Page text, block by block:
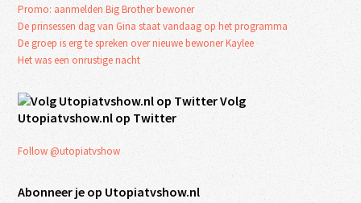
Promo: aanmelden Big Brother bewoner
De prinsessen dag van Gina staat vandaag op het programma
De groep is erg te spreken over nieuwe bewoner Kaylee
Het was een onrustige nacht
Volg
Utopiatvshow.nl op Twitter
Follow @utopiatvshow
Abonneer je op Utopiatvshow.nl